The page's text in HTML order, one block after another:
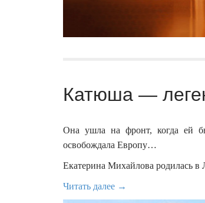
Катюша —
Она ушла на фронт, когда ей
освобождала Европу…
Екатерина Михайлова родилась в
Читать далее →